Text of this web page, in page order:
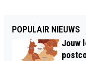
POPULAIR NIEUWS
Jouw